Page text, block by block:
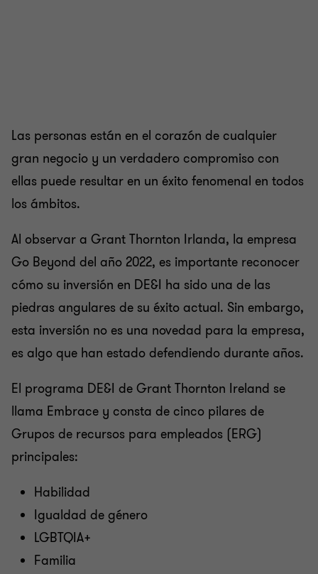
Las personas están en el corazón de cualquier
gran negocio y un verdadero compromiso con
ellas puede resultar en un éxito fenomenal en todos
los ámbitos.
Al observar a Grant Thornton Irlanda, la empresa
Go Beyond del año 2022, es importante reconocer
cómo su inversión en DE&I ha sido una de las
piedras angulares de su éxito actual. Sin embargo,
esta inversión no es una novedad para la empresa,
es algo que han estado defendiendo durante años.
El programa DE&I de Grant Thornton Ireland se
llama Embrace y consta de cinco pilares de
Grupos de recursos para empleados (ERG)
principales:
Habilidad
Igualdad de género
LGBTQIA+
Familia